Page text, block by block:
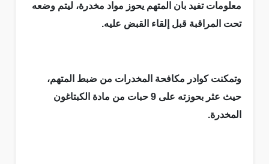
معلومات تفيد بان المتهم يحوز مواد مخدرة، ليتم وضعه
تحت المراقبة قبل إلقاء القبض عليه.
وتمكنت كوادر مكافحة المخدرات من ضبط المتهم،
حيث عثر بحوزته على 9 حبات من مادة الكبتاغون
المخدرة.